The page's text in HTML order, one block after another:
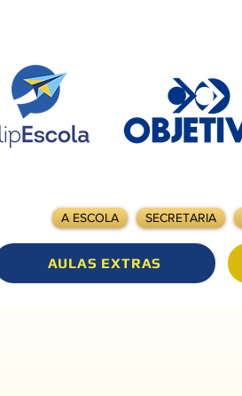
A ESCOLA SECRETARIA
AULAS EXTRAS